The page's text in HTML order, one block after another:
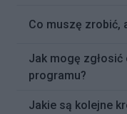
Co muszę zrobić,
Jak mogę
programu?
Jakie są kolejne